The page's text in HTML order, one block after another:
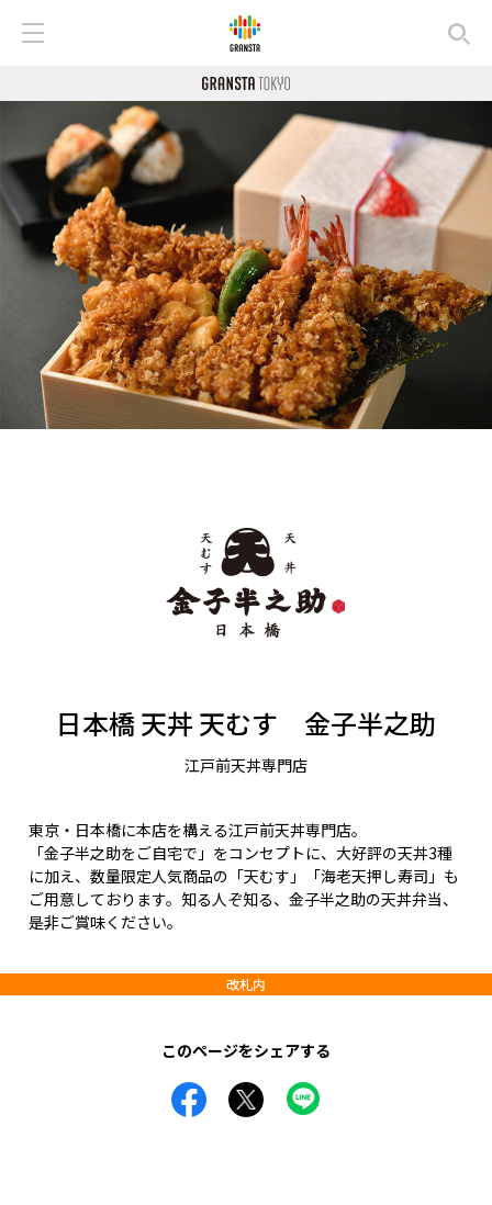
日本橋 天丼 天むす 金子半之助
江戸前天丼専門店
東京・日本橋に本店を構える江戸前天丼専門店。
「金子半之助をご自宅で」をコンセプトに、大好評の天丼3種
に加え、数量限定人気商品の「天むす」「海老天押し寿司」も
ご用意しております。知る人ぞ知る、金子半之助の天丼弁当、
是非ご賞味ください。
改札内
このページをシェアする